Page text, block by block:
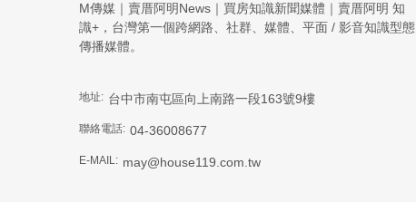
M傳媒｜賣厝阿明News｜買房知識新聞媒體｜賣厝阿明 知
識+，台灣第一個跨網路、社群、媒體、平面 / 影音知識型態
傳播媒體。
地址: 台中市南屯區向上南路一段163號9樓
聯絡電話: 04-36008677
E-MAIL: may@house119.com.tw